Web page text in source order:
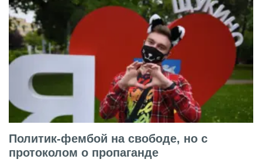
Политик-фембой на свободе, но с
протоколом о пропаганде